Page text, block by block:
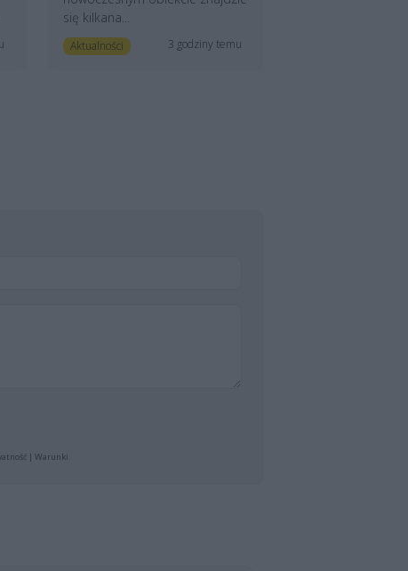
się kilkana...
Aktualności 3 godziny temu
| Warunki